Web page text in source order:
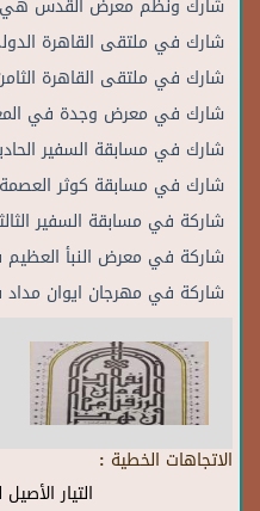
شارك في ملتقى القاهرة
شارك في ملتقى القاهرة
شارك في معرض وجدة في
شارك في مسابقة السفير
شارك في مسابقة كوثر
شاركة في مسابقة السفير
شاركة في معرض النبأ العظيم
شاركة في مهرجان ايوان مداد
الاتجاهات الخطية :
التيار